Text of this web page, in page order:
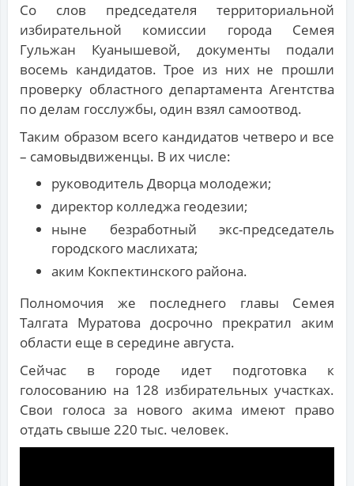
Со слов председателя территориальной
избирательной комиссии города Семея
Гульжан Куанышевой, документы подали
восемь кандидатов. Трое из них не прошли
проверку областного департамента Агентства
по делам госслужбы, один взял самоотвод.
Таким образом всего кандидатов четверо и все
– самовыдвиженцы. В их числе:
руководитель Дворца молодежи;
директор колледжа геодезии;
ныне безработный экс-председатель
городского маслихата;
аким Кокпектинского района.
Полномочия же последнего главы Семея
Талгата Муратова досрочно прекратил аким
области еще в середине августа.
Сейчас в городе идет подготовка к
голосованию на 128 избирательных участках.
Свои голоса за нового акима имеют право
отдать свыше 220 тыс. человек.